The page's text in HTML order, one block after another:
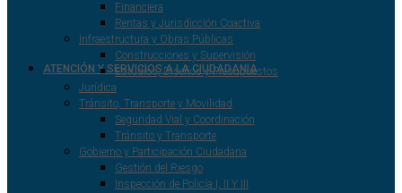
ATENCIÓN Y SERVICIOS A LA CIUDADANIA
Financiera
Rentas y Jurisdicción Coactiva
Infraestructura y Obras Públicas
Construcciones y Supervisión
Estudios, Diseños y Presupuestos
Jurídica
Tránsito, Transporte y Movilidad
Seguridad Vial y Coordinación
Tránsito y Transporte
Gobierno y Participación Ciudadana
Gestión del Riesgo
Inspección de Policía I, II Y III